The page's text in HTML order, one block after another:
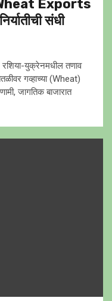
Exports
संधी
युक्रेनमधील तणाव
गव्हाच्या (Wheat)
जागतिक बाजारात